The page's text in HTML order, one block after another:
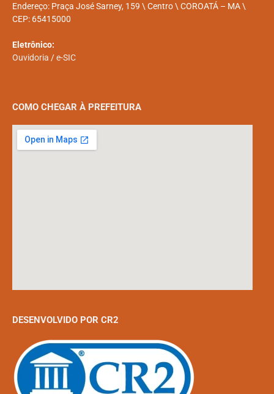
Endereço: Praça José Sarney, 159 \ Centro \ COROATÁ – MA \
CEP: 65415000
Eletrônico:
Ouvidoria /e-SIC
COMO CHEGAR À PREFEITURA
DESENVOLVIDO POR CR2